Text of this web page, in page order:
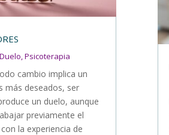
Duelo,Psicoterapia
cambio implica un
más deseados, ser
un duelo, aunque
previamente el
la experiencia de